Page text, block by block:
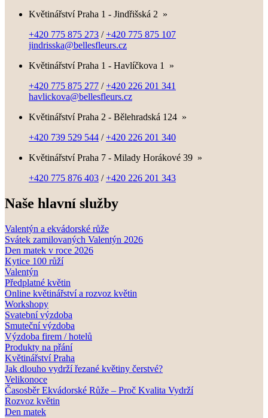
Květinářství Praha 1 - Jindřišská 2 »
+420 775 875 273 /+420 775 875 107
jindrisska@bellesfleurs.cz
Květinářství Praha 1 - Havlíčkova 1
»
+420 775 875 277 /+420 226 201 341
havlickova@bellesfleurs.cz
Květinářství Praha 2 - Bělehradská 124 »
+420 739 529 544 /+420 226 201 340
Květinářství Praha 7 - Milady Horákové 39 »
+420 775 876 403 /+420 226 201 343
Naše hlavní služby
Valentýn a ekvádorské růže
Svátek zamilovaných Valentýn 2026
Den matek v roce 2026
Kytice 100 růží
Valentýn
Předplatné květin
Online květinářství a rozvoz květin
Workshopy
Svatební výzdoba
Smuteční výzdoba
Výzdoba firem / hotelů
Produkty na přání
Květinářství Praha
Jak dlouho vydrží řezané květiny čerstvé?
Velikonoce
Časosběr Ekvádorské Růže – Proč Kvalita Vydrží
Rozvoz květin
Den matek